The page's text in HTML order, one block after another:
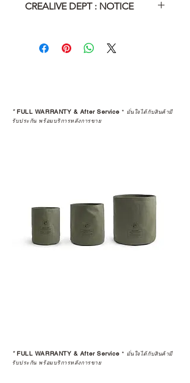
CREALIVE DEPT : NOTICE
dimension might be different
because of the thermal expansion
details, please come to purchase at
the store.
*FULL WARRANTY & After Service * มั่นใจได้กับสินค้ามี
รับประกัน พร้อมบริการหลังการขาย
*FULL WARRANTY & After Service * มั่นใจได้กับสินค้ามี
รับประกัน พร้อมบริการหลังการขาย